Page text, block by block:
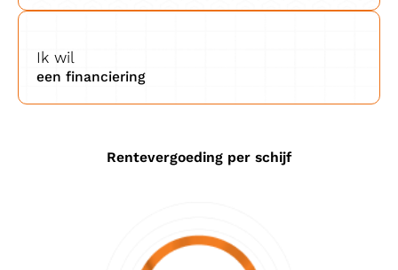
Ik wil
een financiering
Rentevergoeding per schijf